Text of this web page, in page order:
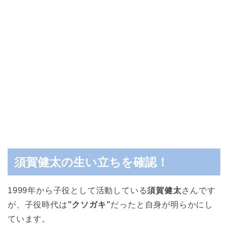
須賀健太の生い立ちを確認！
1999年から子役として活動している須賀健太さんです
が、子役時代は”クソガキ”だったと自身が明らかにし
ています。